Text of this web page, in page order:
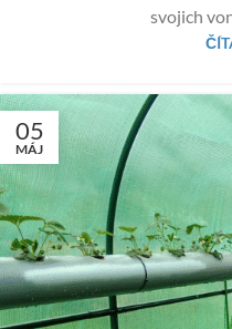
svojich
05
MÁJ